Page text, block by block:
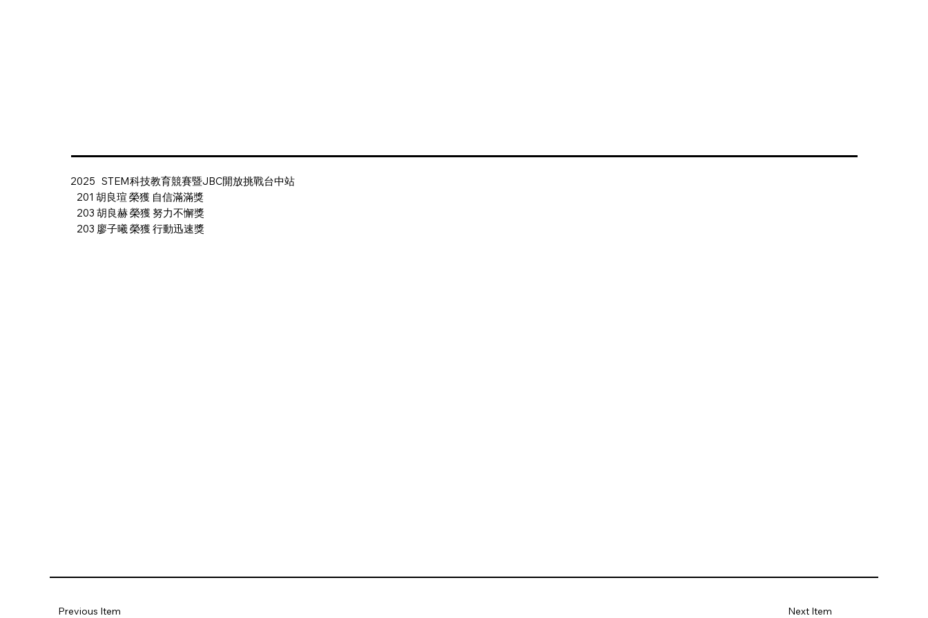
2025 STEM科技教育競賽暨JBC開放挑戰台中站
201 胡良瑄 榮獲 自信滿滿獎
203 胡良赫 榮獲 努力不懈獎
203 廖子曦 榮獲 行動迅速獎
Previous Item Next Item